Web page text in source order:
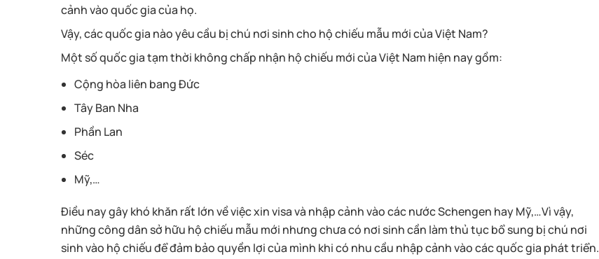
cảnh vào quốc gia của họ.
Vậy, các quốc gia nào yêu cầu bị chú nơi sinh cho hộ chiếu mẫu mới của Việt Nam?
Một số quốc gia tạm thời không chấp nhận hộ chiếu mới của Việt Nam hiện nay gồm:
Cộng hòa liên bang Đức
Tây Ban Nha
Phần Lan
Séc
Mỹ,…
Điều nay gây khó khăn rất lớn về việc xin visa và nhập cảnh vào các nước Schengen hay Mỹ,…Vì vậy,
những công dân sở hữu hộ chiếu mẫu mới nhưng chưa có nơi sinh cần làm thủ tục bổ sung bị chú nơi
sinh vào hộ chiếu để đảm bảo quyền lợi của mình khi có nhu cầu nhập cảnh vào các quốc gia phát triển.